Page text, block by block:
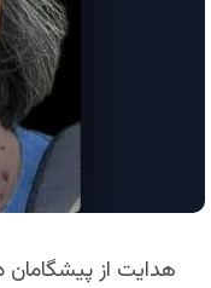
هدایت از پیشگامان